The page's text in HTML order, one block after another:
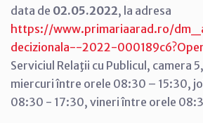
data de 02.05.2022, la adresa
https://www.primariaarad.ro/
decizionala--2022-
Serviciul Relaţii cu Publicul, camera
miercuri între orele 08:30 – 15:30,
08:30 - 17:30, vineri între orele